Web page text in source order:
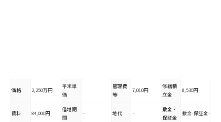
価格 2,250万円
平米単
価
管理費
等
7,010円
修繕積
立金
8,530円
賃料 84,000円
借地期
間
– 地代 –
敷金・
保証金
敷金-保証金-